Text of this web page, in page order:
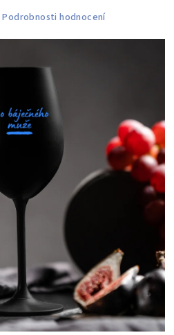
Podrobnosti hodnocení